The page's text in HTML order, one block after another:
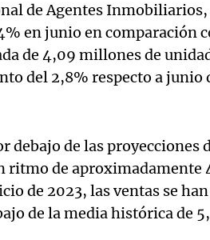
de Agentes Inmobiliarios,
en junio en comparación
de 4,09 millones de
del 2,8% respecto a junio
debajo de las proyecciones
ritmo de aproximadamente
de 2023, las ventas se
de la media histórica de